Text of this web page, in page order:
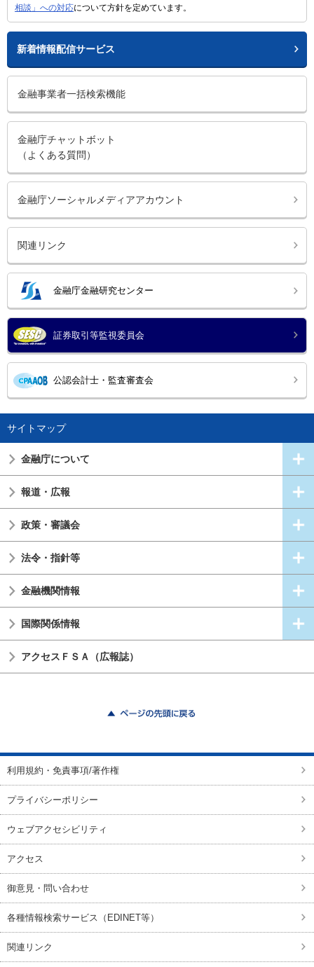
相談」への対応について方針を定めています。
新着情報配信サービス
金融事業者一括検索機能
金融庁チャットボット
（よくある質問）
金融庁ソーシャルメディアアカウント
関連リンク
金融庁金融研究センター
証券取引等監視委員会
公認会計士・監査審査会
サイトマップ
金融庁について
報道・広報
政策・審議会
法令・指針等
金融機関情報
国際関係情報
アクセスＦＳＡ（広報誌）
利用規約・免責事項/著作権
プライバシーポリシー
ウェブアクセシビリティ
アクセス
御意見・問い合わせ
各種情報検索サービス（EDINET等）
関連リンク